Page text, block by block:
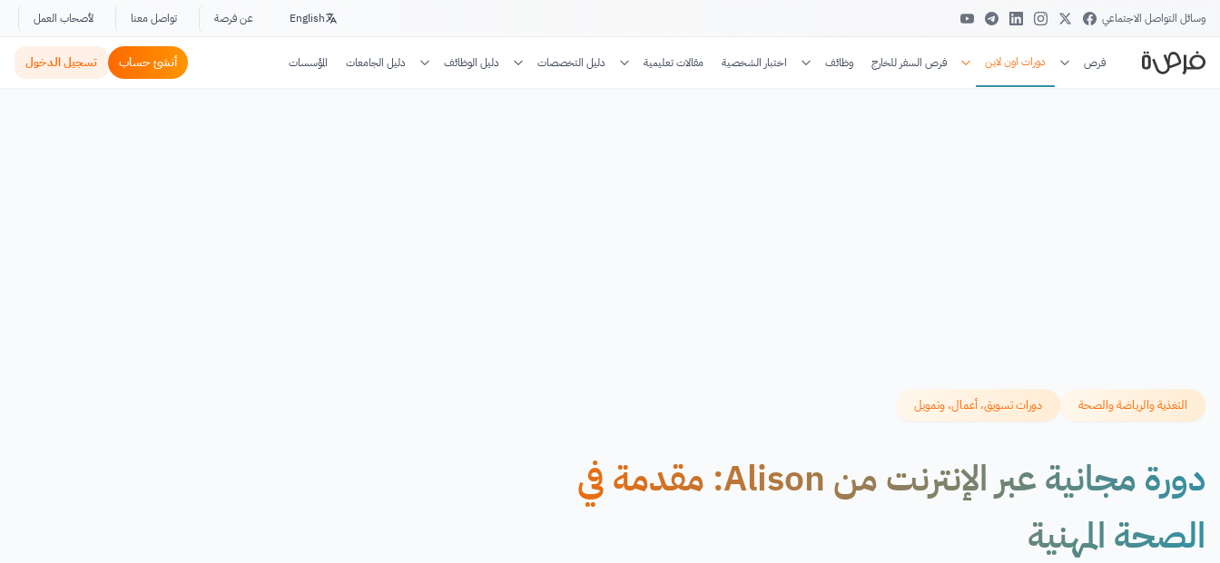
وسائل التواصل الاجتماعي English عن فرصة تواصل معنا لأصحاب العمل
فرص دورات اون لاين فرص السفر للخارج وظائف اختبار الشخصية مقالات تعليمية دليل التخصصات دليل الوظائف دليل الجامعات المؤسسات أنشئ حساب تسجيل الدخول
التغذية والرياضة والصحة دورات تسويق، أعمال، وتمويل
دورة مجانية عبر الإنترنت من Alison: مقدمة في
الصحة المهنية